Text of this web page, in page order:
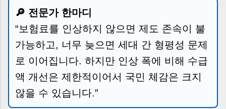
🔎 전문가 한마디
“보험료를 인상하지 않으면 제도 존속이 불
가능하고, 너무 늦으면 세대 간 형평성 문제
로 이어집니다. 하지만 인상 폭에 비해 수급
액 개선은 제한적이어서 국민 체감은 크지
않을 수 있습니다.”